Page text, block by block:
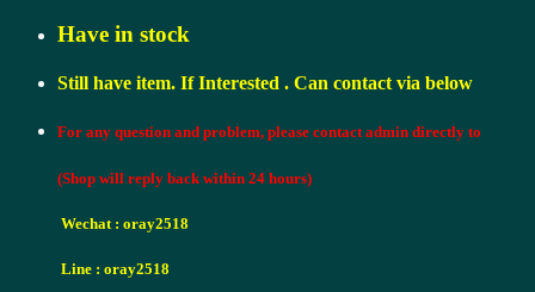
เนื้อ
บัตร
Have in stock
Still have item. If Interested . Can contact via below
For any question and problem, please contact admin directly to
(Shop will reply back within 24 hours)
Wechat : oray2518
Line : oray2518